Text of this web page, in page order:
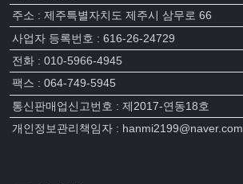
주소 : 제주특별자치도 제주시 삼무로 66
사업자 등록번호 : 616-26-24729
전화 : 010-5966-4945
팩스 : 064-749-5945
통신판매업신고번호 : 제2017-연동18호
개인정보관리책임자 : hanmi2199@naver.com